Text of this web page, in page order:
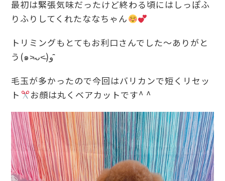
最初は緊張気味だったけど終わる頃にはしっぽふ
りふりしてくれたななちゃん
トリミングもとてもお利口さんでした〜ありがと
う(๑˃̵ᴗ˂̵)و ̑̑
毛玉が多かったので今回はバリカンで短くリセッ
ト
お顔は丸くベアカットです^ ^